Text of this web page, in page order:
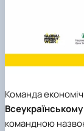
Команда
Всеукраїнському
командною